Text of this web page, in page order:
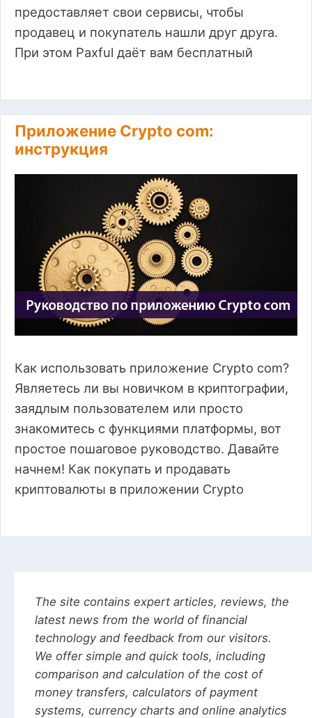
предоставляет свои сервисы, чтобы
продавец и покупатель нашли друг друга.
При этом Paxful даёт вам бесплатный
Приложение Crypto com:
инструкция
Как использовать приложение Crypto com?
Являетесь ли вы новичком в криптографии,
заядлым пользователем или просто
знакомитесь с функциями платформы, вот
простое пошаговое руководство. Давайте
начнем! Как покупать и продавать
криптовалюты в приложении Crypto
The site contains expert articles, reviews, the
latest news from the world of financial
technology and feedback from our visitors.
We offer simple and quick tools, including
comparison and calculation of the cost of
money transfers, calculators of payment
systems, currency charts and online analytics